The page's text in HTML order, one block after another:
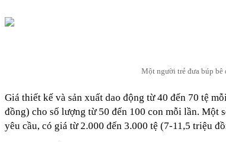
Một người trẻ đưa búp bê
Giá thiết kế và sản xuất dao động từ 40 đến 70 tệ
đồng) cho số lượng từ 50 đến 100 con mỗi lần. Một
yêu cầu, có giá từ 2.000 đến 3.000 tệ (7-11,5 triệu